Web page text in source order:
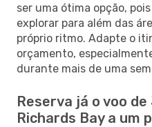
ser uma ótima opção,
explorar para além das
próprio ritmo. Adapte o
orçamento,
durante mais de uma
Reserva já o voo
Richards Bay a um